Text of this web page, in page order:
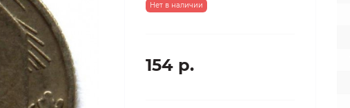
Нет в наличии
154 р.